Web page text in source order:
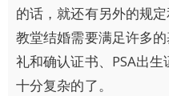
的话，就还有另外的规
教堂结婚需要满足许多
礼和确认证书、PSA出
十分复杂的了。